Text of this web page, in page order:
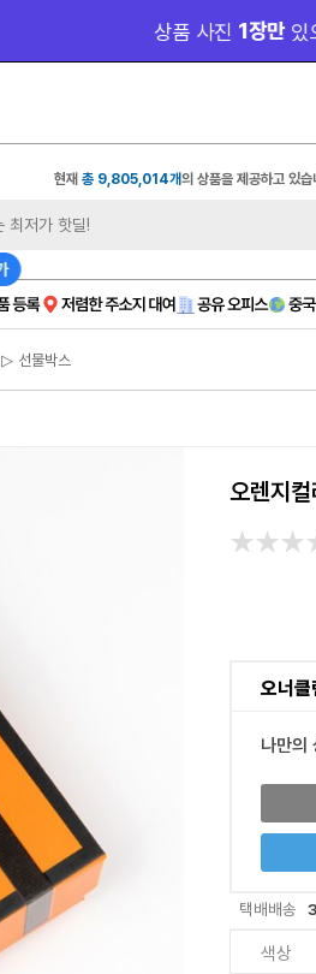
있으면❓ 모델컷/쇼츠까지
현재총 9,805,014개의 상품을 제공하고 있
▷ 선물박스
오렌지
오너
나만의
택배배송
색상